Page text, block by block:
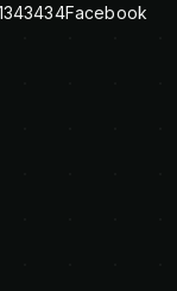
Facebook